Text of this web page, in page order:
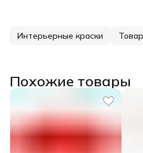
Интерьерные краски
Похожие товары